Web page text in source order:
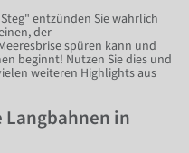
entzünden Sie wahrlich
der
spüren kann und
beginnt! Nutzen Sie dies und
weiteren Highlights aus
in